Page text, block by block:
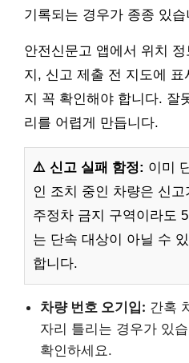
기록되는 경우가 종종 있습
안전신문고 앱에서 위치
지, 신고 제출 전 지도에
지 꼭 확인해야 합니다. 잘
리를 어렵게 만듭니다.
⚠️ 신고 실패 함정: 이미
인 조치 중인 차량은 신
주정차 금지 구역이라도
는 단속 대상이 아닐 수
합니다.
차량 번호 오기입: 간혹
자리 틀리는 경우가 있
확인하세요.